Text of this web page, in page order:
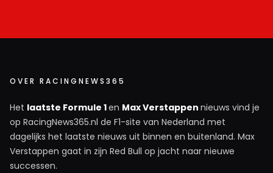
OVER RACINGNEWS365
Het laatste Formule 1en Max Verstappen nieuws vind je
op RacingNews365.nl de F1-site van Nederland met
dagelijks het laatste nieuws uit binnen en buitenland. Max
Verstappen gaat in zijn Red Bull op jacht naar nieuwe
successen.